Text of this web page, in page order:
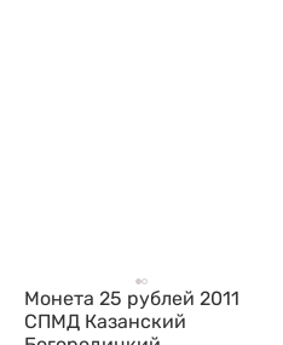
Монета 25 рублей 2011
СПМД Казанский